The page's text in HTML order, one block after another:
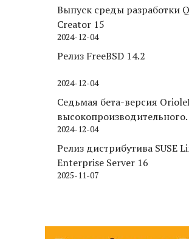
Выпуск среды разработки
Creator 15
2024-12-04
Релиз FreeBSD 14.2
2024-12-04
Седьмая бета-версия
высокопроизводительного
движка хранения для
2024-12-04
Релиз дистрибутива SUSE
Enterprise Server 16
2025-11-07